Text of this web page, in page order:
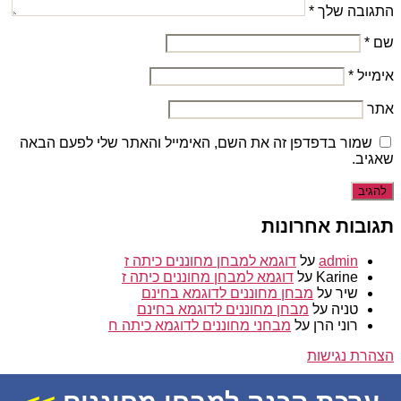
התגובה שלך *
שם *
אימייל *
אתר
שמור בדפדפן זה את השם, האימייל והאתר שלי לפעם הבאה
שאגיב.
תגובות אחרונות
admin על דוגמא למבחן מחוננים כיתה ז
Karine על דוגמא למבחן מחוננים כיתה ז
שיר על מבחן מחוננים לדוגמא בחינם
טניה על מבחן מחוננים לדוגמא בחינם
רוני הרן על מבחני מחוננים לדוגמא כיתה ח
הצהרת נגישות